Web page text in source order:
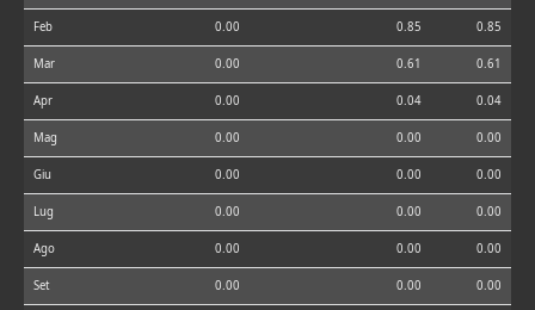
Feb 0.00 0.85 0.85
Mar 0.00 0.61 0.61
Apr 0.00 0.04 0.04
Mag 0.00 0.00 0.00
Giu 0.00 0.00 0.00
Lug 0.00 0.00 0.00
Ago 0.00 0.00 0.00
Set 0.00 0.00 0.00